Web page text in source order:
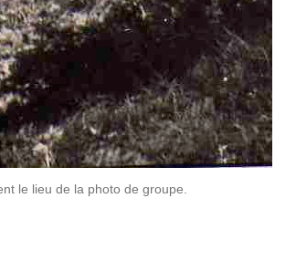
le lieu de la photo de groupe.